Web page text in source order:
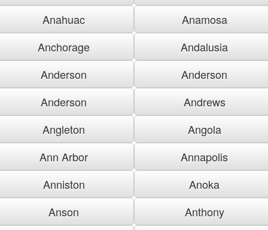
Anahuac
Anamosa
Anchorage
Andalusia
Anderson
Anderson
Anderson
Andrews
Angleton
Angola
Ann Arbor
Annapolis
Anniston
Anoka
Anson
Anthony